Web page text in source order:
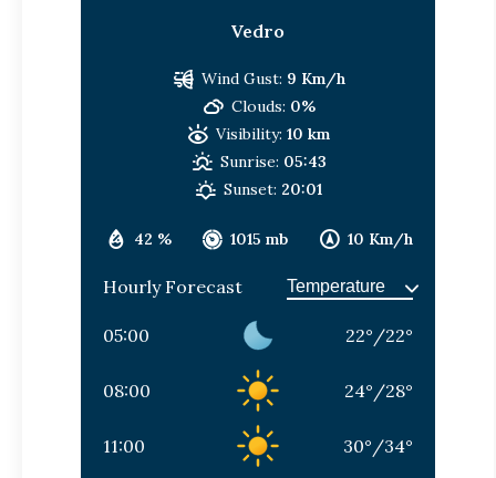
Vedro
42 % 1015 mb 10 Km/h
Wind Gust: 9 Km/h
Clouds: 0%
Visibility: 10 km
Sunrise: 05:43
Sunset: 20:01
Hourly Forecast
05:00 22° /22°
08:00 24° /28°
11:00 30° /34°